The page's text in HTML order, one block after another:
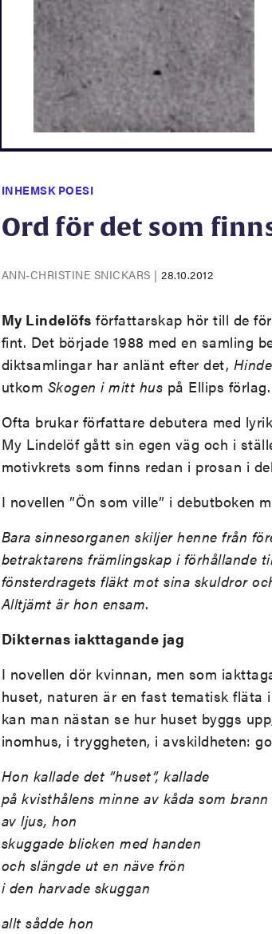
INHEMSK POESI
Ord för det som
ANN-CHRISTINE SNICKARS | 28.10.2012
My Lindelöfs författarskap hör till de
fint. Det började 1988 med en samling
diktsamlingar har anlänt efter det,
utkom Skogen i mitt hus på Ellips förlag.
Ofta brukar författare debutera med
My Lindelöf gått sin egen väg och i
motivkrets som finns redan i prosan i
I novellen ”Ön som ville” i debutboken
Bara sinnesorganen skiljer henne från
betraktarens främlingskap i förhållande
fönsterdragets fläkt mot sina skuldror
Alltjämt är hon ensam.
Dikternas iakttagande jag
I novellen dör kvinnan, men som
huset, naturen är en fast tematisk fläta
kan man nästan se hur huset byggs
inomhus, i tryggheten, i avskildheten:
Hon kallade det ”huset”, kallade
på kvisthålens minne av kåda som brann
av ljus, hon
skuggade blicken med handen
och slängde ut en näve frön
i den harvade skuggan
allt sådde hon